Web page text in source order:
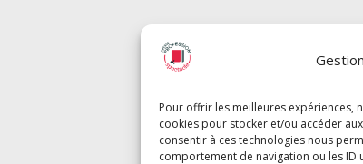
Pour offrir les meilleures expériences,
cookies pour stocker et/ou accéder
consentir à ces technologies nous
comportement de navigation ou les ID